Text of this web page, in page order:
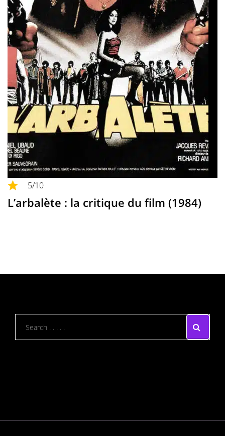
5/10
L’arbalète : la critique du film (1984)